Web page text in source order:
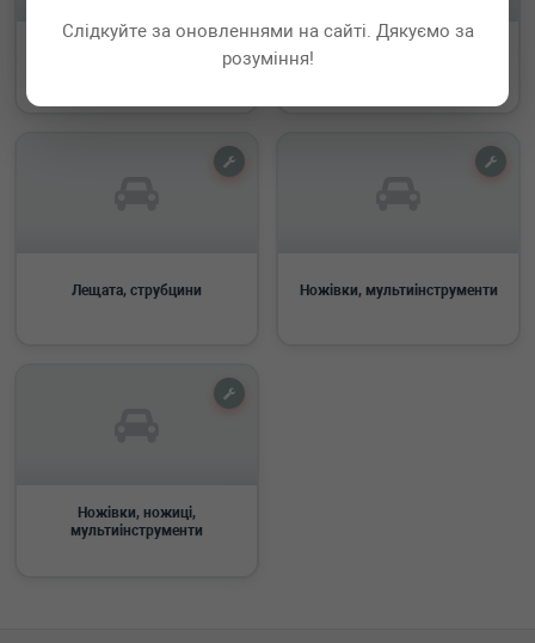
Слідкуйте за оновленнями на сайті. Дякуємо за
розуміння!
Лещата, струбцини Ножівки, мультиінструменти
Ножівки, ножиці,
мультиінструменти